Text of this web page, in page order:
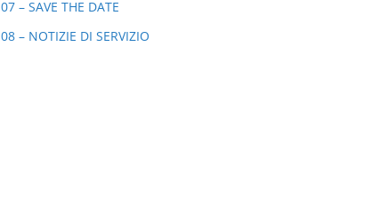
07 – SAVE THE DATE
08 – NOTIZIE DI SERVIZIO